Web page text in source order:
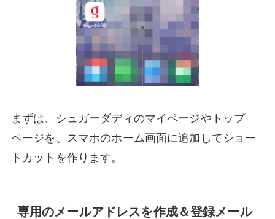
まずは、シュガーダディのマイページやトップ
ページを、スマホのホーム画面に追加してショー
トカットを作ります。
専用のメールアドレスを作成＆登録メール